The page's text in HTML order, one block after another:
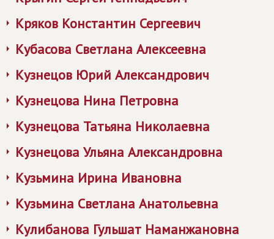
Кряков Константин Сергеевич
Кубасова Светлана Алексеевна
Кузнецов Юрий Александрович
Кузнецова Нина Петровна
Кузнецова Татьяна Николаевна
Кузнецова Ульяна Александровна
Кузьмина Ирина Ивановна
Кузьмина Светлана Анатольевна
Кулибанова Гульшат Наманжановна